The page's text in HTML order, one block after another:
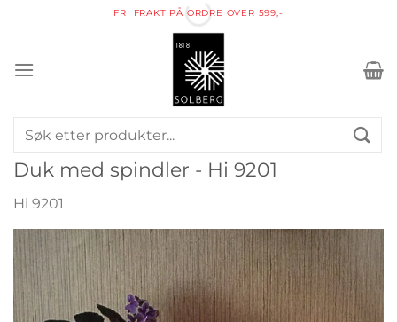
FRI FRAKT PÅ ORDRE OVER 599,-
Søk
etter:
Duk med spindler - Hi 9201
Hi 9201